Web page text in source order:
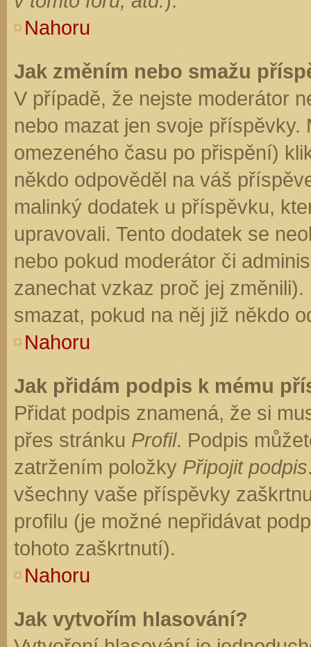
Nahoru
Jak změním nebo smažu
V případě, že nejste moderátor
nebo mazat jen svoje
omezeného času po přispění)
někdo odpověděl na váš
malinký dodatek u příspěvku,
upravovali. Tento dodatek se
nebo pokud moderátor či
zanechat vzkaz proč jej
smazat, pokud na něj již někdo
Nahoru
Jak přidám podpis k mému
Přidat podpis znamená, že si
přes stránku Profil. Podpis
zatržením položky Připojit podpis
všechny vaše příspěvky
profilu (je možné nepřidávat
tohoto zaškrtnutí).
Nahoru
Jak vytvořím hlasování?